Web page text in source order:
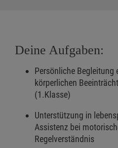
Deine Aufgaben:
Persönliche Begleitung
körperlichen
(1.Klasse)
Unterstützung in
Assistenz bei
Regelverständnis